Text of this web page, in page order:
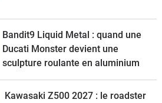
Bandit9 Liquid Metal : quand une
Ducati Monster devient une
sculpture roulante en aluminium
Kawasaki Z500 2027 : le roadster